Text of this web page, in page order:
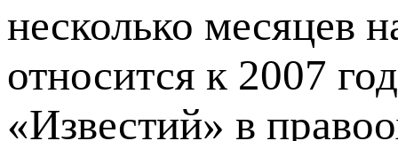
несколько месяцев
относится к 2007
«Известий» в